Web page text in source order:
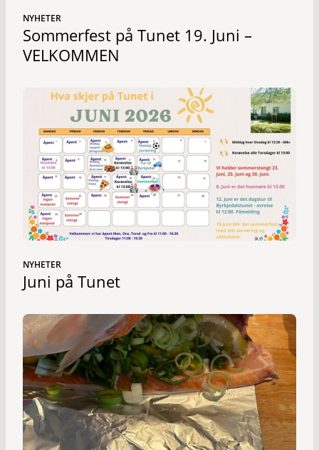
NYHETER
Sommerfest på Tunet 19. Juni –
VELKOMMEN
NYHETER
Juni på Tunet